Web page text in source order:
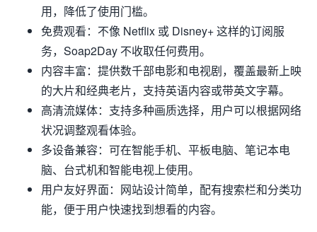
用，降低了使用门槛。
免费观看：不像 Netflix 或 Disney+ 这样的订阅服
务，Soap2Day 不收取任何费用。
内容丰富：提供数千部电影和电视剧，覆盖最新上映
的大片和经典老片，支持英语内容或带英文字幕。
高清流媒体：支持多种画质选择，用户可以根据网络
状况调整观看体验。
多设备兼容：可在智能手机、平板电脑、笔记本电
脑、台式机和智能电视上使用。
用户友好界面：网站设计简单，配有搜索栏和分类功
能，便于用户快速找到想看的内容。